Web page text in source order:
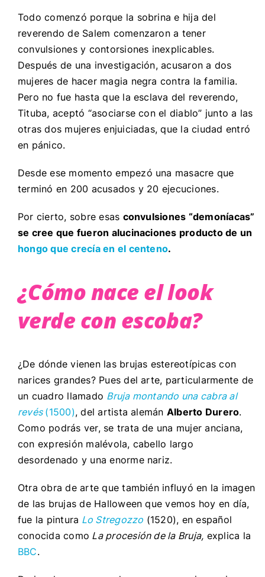
Todo comenzó porque la sobrina e hija del
reverendo de Salem comenzaron a tener
convulsiones y contorsiones inexplicables.
Después de una investigación, acusaron a dos
mujeres de hacer magia negra contra la familia.
Pero no fue hasta que la esclava del reverendo,
Tituba, aceptó “asociarse con el diablo” junto a las
otras dos mujeres enjuiciadas, que la ciudad entró
en pánico.
Desde ese momento empezó una masacre que
terminó en 200 acusados y 20 ejecuciones.
Por cierto, sobre esas convulsiones “demoníacas”
se cree que fueron alucinaciones producto de un
hongo que crecía en el centeno.
¿Cómo nace el look
verde con escoba?
¿De dónde vienen las brujas estereotípicas con
narices grandes? Pues del arte, particularmente de
un cuadro llamado Bruja montando una cabra al
revés (1500), del artista alemán Alberto Durero.
Como podrás ver, se trata de una mujer anciana,
con expresión malévola, cabello largo
desordenado y una enorme nariz.
Otra obra de arte que también influyó en la imagen
de las brujas de Halloween que vemos hoy en día,
fue la pintura Lo Stregozzo (1520), en español
conocida como La procesión de la Bruja, explica la
BBC.